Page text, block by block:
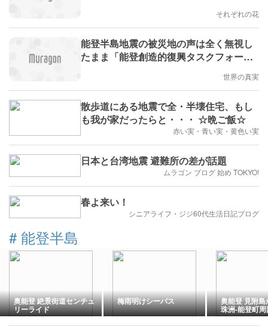
それぞれの花
能登半島地震の被災地の声は全く無視し
たまま「能登創造的復興タスクフォー
東京都民へ「能登半島地震を経験して知
事選の大切さを改めて実感しました」
世界の真実
散歩道にある地震で全・半壊住宅、もし
も我が家だったらと・・・ ☆晩ご飯☆
赤い実・青い実・黄色い実
日本と台湾地震 避難所の差が話題
ムラゴン ブログ 始め TOKYO!
春よ来い！
シニアライフ・ジジ60代生活日記ブログ
# 能登半島
奥能登 絶景街道センチュ
リーライド
梅雨明けシーバス 奥能登 見附
珠洲-能登町
ング